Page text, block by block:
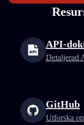
API-
Detaljerad
GitHub
Utforska